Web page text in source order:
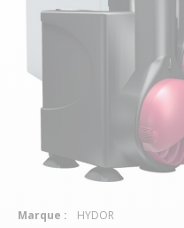
Marque :
HYDOR